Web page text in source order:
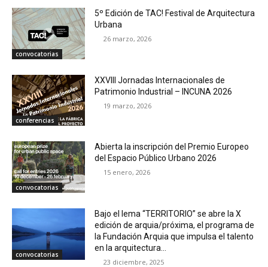
convocatorias
5º Edición de TAC! Festival de Arquitectura
Urbana
26 marzo, 2026
conferencias
XXVIII Jornadas Internacionales de
Patrimonio Industrial – INCUNA 2026
19 marzo, 2026
convocatorias
Abierta la inscripción del Premio Europeo
del Espacio Público Urbano 2026
15 enero, 2026
convocatorias
Bajo el lema “TERRITORIO” se abre la X
edición de arquia/próxima, el programa de
la Fundación Arquia que impulsa el talento
en la arquitectura...
23 diciembre, 2025